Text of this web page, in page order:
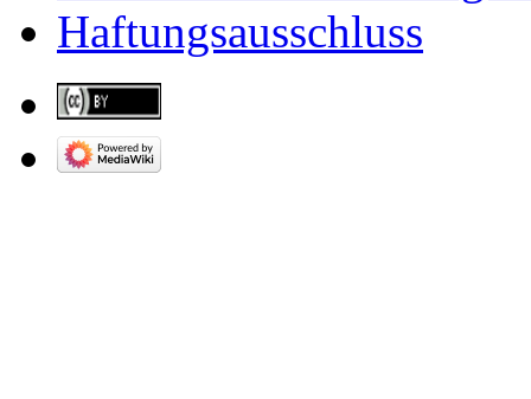
Haftungsausschluss